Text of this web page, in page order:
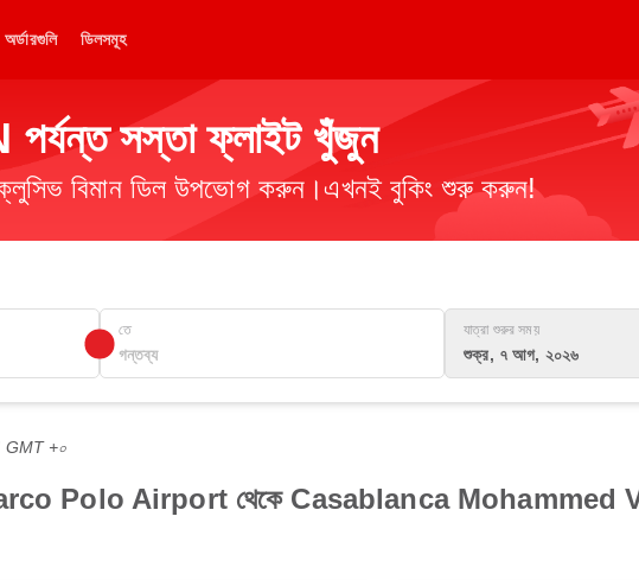
অর্ডারগুলি ডিলসমূহ
সস্তা ফ্লাইট খুঁজুন
বিমান ডিল উপভোগ করুন।এখনই বুকিং শুরু করুন!
তে যাত্রা শুরুর সময়
শুক্র, ৭ আগ, ২০২৬
GMT +০
Polo Airport থেকে Casablanca Mohammed